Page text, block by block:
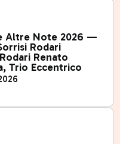
Altre Note 2026 —
Rodari
Renato
Trio Eccentrico